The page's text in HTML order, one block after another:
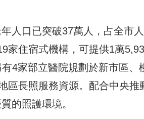
人口已突破37萬人，占全市
家住宿式機構，可提供1萬
4家部立醫院規劃於新市區、
區長照服務資源。配合中央
的照護環境。